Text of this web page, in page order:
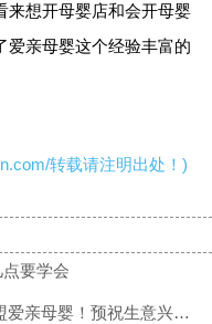
来想开母婴店和会开母婴
爱亲母婴这个经验丰富的
转载请注明出处！)
要学会
下一章:热烈庆祝浙江杭州何女士加盟爱亲母婴！预祝生意兴隆！